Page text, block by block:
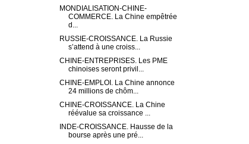
MONDIALISATION-CHINE-
COMMERCE. La Chine empêtrée
d...
RUSSIE-CROISSANCE. La Russie
s’attend à une croiss...
CHINE-ENTREPRISES. Les PME
chinoises seront privil...
CHINE-EMPLOI. La Chine annonce
24 millions de chôm...
CHINE-CROISSANCE. La Chine
réévalue sa croissance ...
INDE-CROISSANCE. Hausse de la
bourse après une pré...